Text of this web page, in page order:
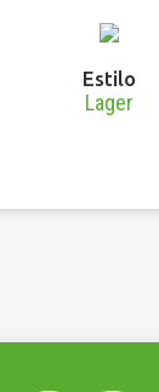
Estilo
Lager